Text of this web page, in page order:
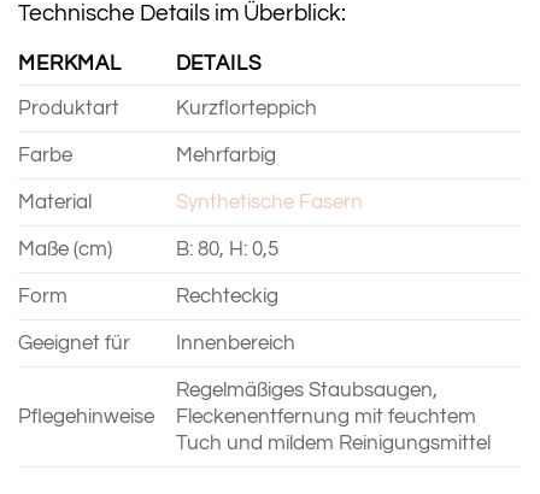
Technische Details im Überblick:
MERKMAL DETAILS
Produktart Kurzflorteppich
Farbe Mehrfarbig
Material Synthetische Fasern
Maße (cm) B: 80, H: 0,5
Form Rechteckig
Geeignet für Innenbereich
Pflegehinweise
Regelmäßiges Staubsaugen,
Fleckenentfernung mit feuchtem
Tuch und mildem Reinigungsmittel